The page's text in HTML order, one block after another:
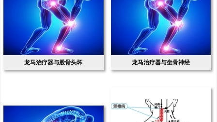
龙马治疗器与股骨头坏 龙马治疗器与坐骨神经